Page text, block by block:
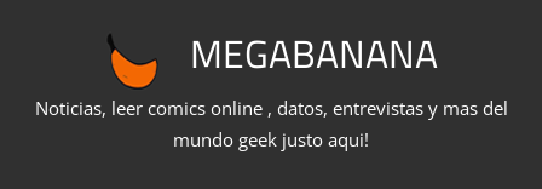
MEGABANANA
Noticias, leer comics online , datos, entrevistas y mas del
mundo geek justo aqui!